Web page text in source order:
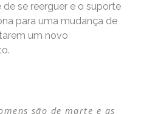
se reerguer e o suporte
para uma mudança de
um novo
são de marte e as